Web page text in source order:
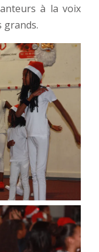
à la voix
grands.